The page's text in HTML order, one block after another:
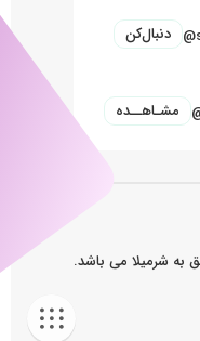
دنبال‌کن
مشـاهــده
به شرمیلا می باشد.